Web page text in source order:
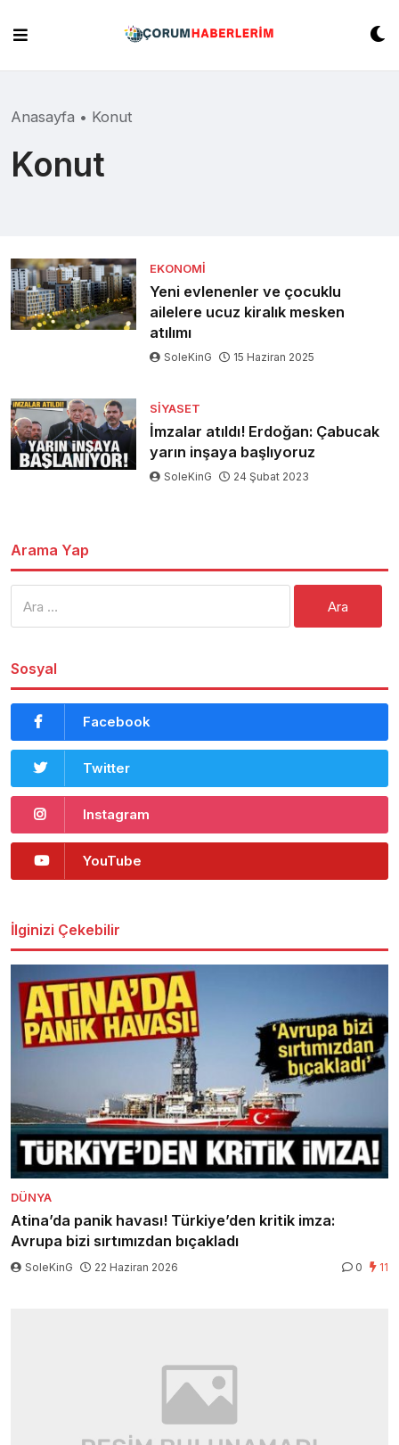
content
Anasayfa • Konut
Konut
EKONOMI
Yeni evlenenler ve çocuklu
ailelere ucuz kiralık mesken
atılımı
SoleKinG 15 Haziran 2025
SIYASET
İmzalar atıldı! Erdoğan: Çabucak
yarın inşaya başlıyoruz
SoleKinG 24 Şubat 2023
Arama Yap
Sosyal
Facebook
Twitter
Instagram
YouTube
İlginizi Çekebilir
DÜNYA
Atina’da panik havası! Türkiye’den kritik imza:
Avrupa bizi sırtımızdan bıçakladı
SoleKinG 22 Haziran 2026 0 11